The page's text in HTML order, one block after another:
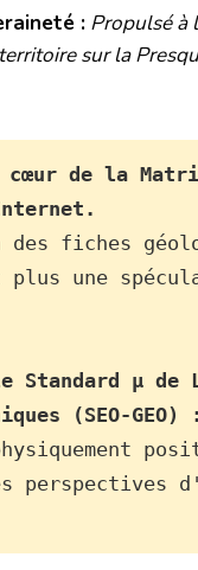
: Propulsé à
sur la
cœur de la
fiches
plus une
Standard µ de
(SEO-GEO) :